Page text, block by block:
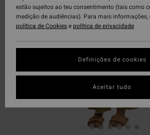
estão sujeitos ao teu consentimento (tais como
medição de audiências). Para mais
política de Cookiesepolítica de privacidade
Definições de cookies
Aceitar tudo